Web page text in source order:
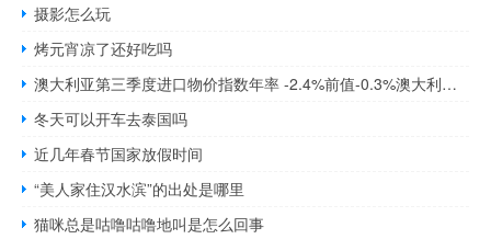
摄影怎么玩
烤元宵凉了还好吃吗
澳大利亚第三季度进口物价指数年率 -2.4%前值-0.3%澳大利亚第三季度出口物价指数年率 -10.7%前值-11.2%
冬天可以开车去泰国吗
近几年春节国家放假时间
“美人家住汉水滨”的出处是哪里
猫咪总是咕噜咕噜地叫是怎么回事